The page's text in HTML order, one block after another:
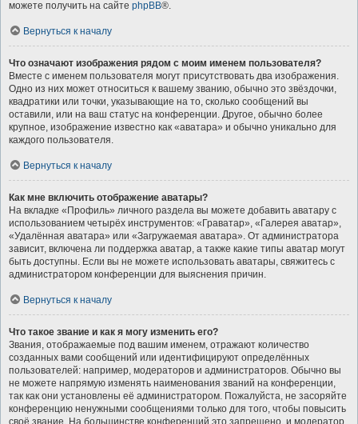
можете получить на сайте phpBB®.
Вернуться к началу
Что означают изображения рядом с моим именем пользователя?
Вместе с именем пользователя могут присутствовать два изображения.
Одно из них может относиться к вашему званию, обычно это звёздочки,
квадратики или точки, указывающие на то, сколько сообщений вы
оставили, или на ваш статус на конференции. Другое, обычно более
крупное, изображение известно как «аватара» и обычно уникально для
каждого пользователя.
Вернуться к началу
Как мне включить отображение аватары?
На вкладке «Профиль» личного раздела вы можете добавить аватару с
использованием четырёх инструментов: «Граватар», «Галерея аватар»,
«Удалённая аватара» или «Загружаемая аватара». От администратора
зависит, включена ли поддержка аватар, а также какие типы аватар могут
быть доступны. Если вы не можете использовать аватары, свяжитесь с
администратором конференции для выяснения причин.
Вернуться к началу
Что такое звание и как я могу изменить его?
Звания, отображаемые под вашим именем, отражают количество
созданных вами сообщений или идентифицируют определённых
пользователей: например, модераторов и администраторов. Обычно вы
не можете напрямую изменять наименования званий на конференции,
так как они установлены её администратором. Пожалуйста, не засоряйте
конференцию ненужными сообщениями только для того, чтобы повысить
своё звание. На большинстве конференций это запрещено, и модератор